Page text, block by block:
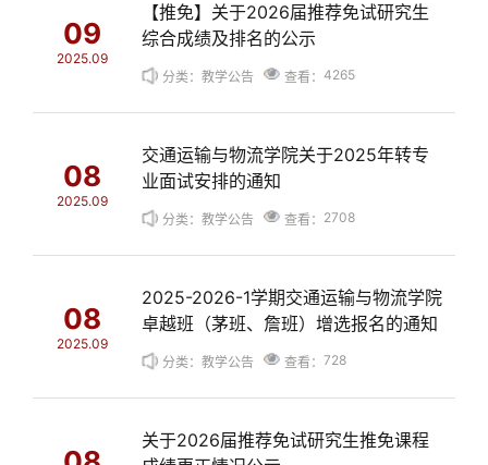
09
2025.09
【推免】关于2026届推荐免试研究生
综合成绩及排名的公示
分类：教学公告 查看：4265
08
2025.09
交通运输与物流学院关于2025年转专
业面试安排的通知
分类：教学公告 查看： 2708
08
2025.09
2025-2026-1学期交通运输与物流学院
卓越班（茅班、詹班）增选报名的通知
分类：教学公告 查看： 728
关于2026届推荐免试研究生推免课程